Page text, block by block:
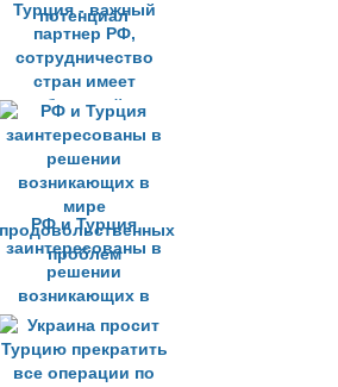
Турция - важный
партнер РФ,
сотрудничество
стран имеет
большой
потенциал
РФ и Турция
заинтересованы в
решении
возникающих в
мире
продовольственных
проблем